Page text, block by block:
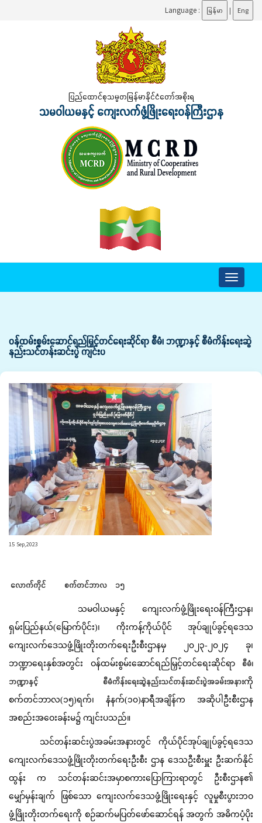
Language : မြန်မာ | Eng
ပြည်ထောင်စုသမ္မတမြန်မာနိုင်ငံတော်အစိုးရ
သမဝါယမနှင့် ကျေးလက်ဖွံ့ဖြိုးရေးဝန်ကြီးဌာန
Toggle
ဝန်ထမ်းစွမ်းဆောင်ရည်မြှင့်တင်ရေးဆိုင်ရာ စီမံ၊ ဘဏ္ဍာနှင့် စီမံကိန်းရေးဆွဲ
နည်းသင်တန်းဆင်းပွဲ ကျင်းပ
15 Sep,2023
လောက်ကိုင် စက်တင်ဘာလ ၁၅
သမဝါယမနှင့် ကျေးလက်ဖွံ့ဖြိုးရေးဝန်ကြီးဌာန၊
ရှမ်းပြည်နယ်(မြောက်ပိုင်း)၊ ကိုးကန့်ကိုယ်ပိုင် အုပ်ချုပ်ခွင့်ရဒေသ
ကျေးလက်ဒေသဖွံ့ဖြိုးတိုးတက်ရေးဦးစီးဌာနမှ ၂၀၂၃-၂၀၂၄ ခု၊
ဘဏ္ဍာရေးနှစ်အတွင်း ဝန်ထမ်းစွမ်းဆောင်ရည်မြှင့်တင်ရေးဆိုင်ရာ စီမံ၊
ဘဏ္ဍာနှင့် စီမံကိန်းရေးဆွဲနည်းသင်တန်းဆင်းပွဲအခမ်းအနားကို
စက်တင်ဘာလ(၁၅)ရက်၊ နံနက်(၁၀)နာရီအချိန်က အဆိုပါဦးစီးဌာန
အစည်းအဝေးခန်းမ၌ ကျင်းပသည်။
သင်တန်းဆင်းပွဲအခမ်းအနားတွင် ကိုယ်ပိုင်အုပ်ချုပ်ခွင့်ရဒေသ
ကျေးလက်ဒေသဖွံ့ဖြိုးတိုးတက်ရေးဦးစီး ဌာန ဒေသဦးစီးမှူး ဦးဆက်နိုင်
ထွန်း က သင်တန်းဆင်းအမှာစကားပြောကြားရာတွင် ဦးစီးဌာန၏
မျှော်မှန်းချက် ဖြစ်သော ကျေးလက်ဒေသဖွံ့ဖြိုးရေးနှင့် လူမှုစီးပွားဘဝ
ဖွံ့ဖြိုးတိုးတက်ရေးကို စဉ်ဆက်မပြတ်ဖော်ဆောင်ရန် အတွက် အဓိကပံ့ပိုး